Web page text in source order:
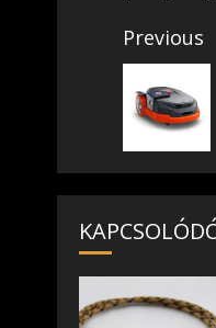
Post
Previous